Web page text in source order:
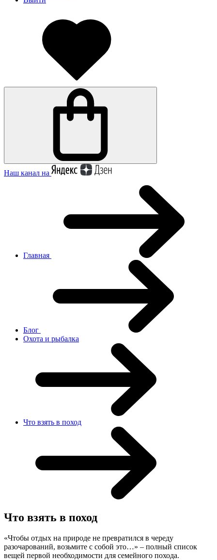
Наш канал на
Главная
Блог
Охота и рыбалка
Что взять в поход
Что взять в поход
«Чтобы отдых на природе не превратился в череду
разочарований, возьмите с собой это…» – полный список
вещей первой необходимости для семейного похода.